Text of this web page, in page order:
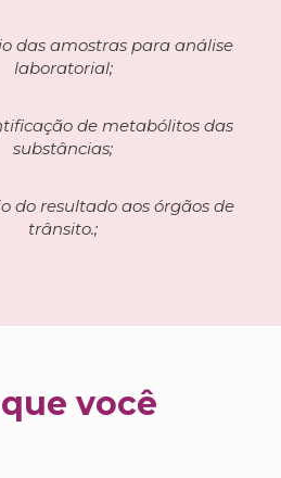
das amostras para análise
laboratorial;
de metabólitos das
substâncias;
do resultado aos órgãos de
trânsito.;
você